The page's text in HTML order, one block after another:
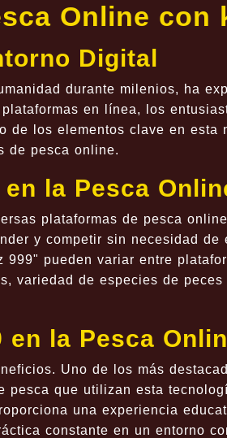
Online con
Digital
durante milenios, ha
en línea, los
los elementos clave en
de pesca online.
la Pesca
plataformas de pesca
y competir sin necesidad
pueden variar entre
variedad de especies de
la Pesca
Uno de los más
que utilizan esta
una experiencia
constante en un entorno